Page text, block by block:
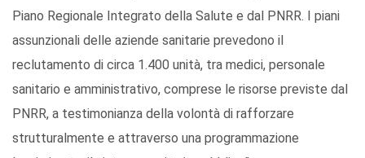
Piano Regionale Integrato della Salute e dal PNRR. I piani
assunzionali delle aziende sanitarie prevedono il
reclutamento di circa 1.400 unità, tra medici, personale
sanitario e amministrativo, comprese le risorse previste dal
PNRR, a testimonianza della volontà di rafforzare
strutturalmente e attraverso una programmazione